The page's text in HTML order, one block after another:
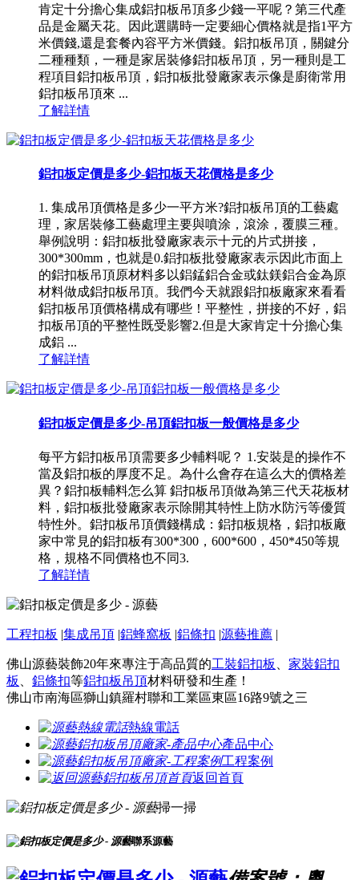
肯定十分擔心集成鋁扣板吊頂多少錢一平呢？第三代產
品是金屬天花。因此選購時一定要細心價格就是指1平方
米價錢,還是套餐內容平方米價錢。鋁扣板吊頂，關鍵分
二種種類，一種是家居裝修鋁扣板吊頂，另一種則是工
程項目鋁扣板吊頂，鋁扣板批發廠家表示像是廚衛常用
鋁扣板吊頂來 ...
了解詳情
鋁扣板定價是多少-鋁扣板天花價格是多少
1. 集成吊頂價格是多少一平方米?鋁扣板吊頂的工藝處
理，家居裝修工藝處理主要與噴涂，滾涂，覆膜三種。
舉例說明：鋁扣板批發廠家表示十元的片式拼接，
300*300mm，也就是0.鋁扣板批發廠家表示因此市面上
的鋁扣板吊頂原材料多以鋁錳鋁合金或鈦鎂鋁合金為原
材料做成鋁扣板吊頂。我們今天就跟鋁扣板廠家來看看
鋁扣板吊頂價格構成有哪些！平整性，拼接的不好，鋁
扣板吊頂的平整性既受影響2.但是大家肯定十分擔心集
成鋁 ...
了解詳情
鋁扣板定價是多少-吊頂鋁扣板一般價格是多少
每平方鋁扣板吊頂需要多少輔料呢？ 1.安裝是的操作不
當及鋁扣板的厚度不足。為什么會存在這么大的價格差
異？鋁扣板輔料怎么算 鋁扣板吊頂做為第三代天花板材
料，鋁扣板批發廠家表示除開其特性上防水防污等優質
特性外。鋁扣板吊頂價錢構成：鋁扣板規格，鋁扣板廠
家中常見的鋁扣板有300*300，600*600，450*450等規
格，規格不同價格也不同3.
了解詳情
工程扣板 |集成吊頂 |鋁蜂窩板 |鋁條扣 |源藝推薦 |
佛山源藝裝飾20年來專注于高品質的工裝鋁扣板
家裝鋁扣
板
鋁條扣等鋁扣板吊頂材料研發和生產！
佛山市南海區獅山鎮羅村聯和工業區東區16路9號之三
熱線電話
產品中心
工程案例
返回首頁
掃一掃
聯系源藝